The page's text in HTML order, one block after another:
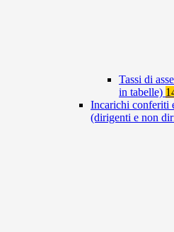
Tassi di
in tabelle)
Incarichi conferiti
(dirigenti e non